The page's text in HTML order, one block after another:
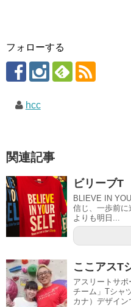
フォローする
hcc
関連記事
ビリーブT
BLIEVE IN
信じ、一歩前に
よりも明日...
ここアスT
アスリートサ
チーム」Tシャ
カナ）デザイ